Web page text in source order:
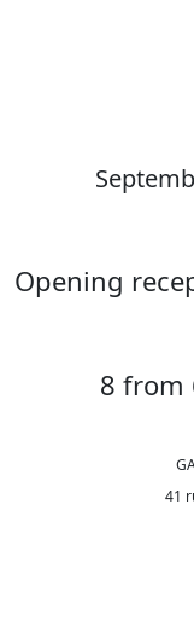
Opening
8 from
41